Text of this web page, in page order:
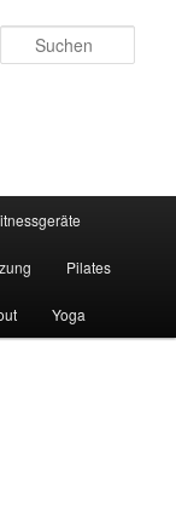
Pilates
Yoga